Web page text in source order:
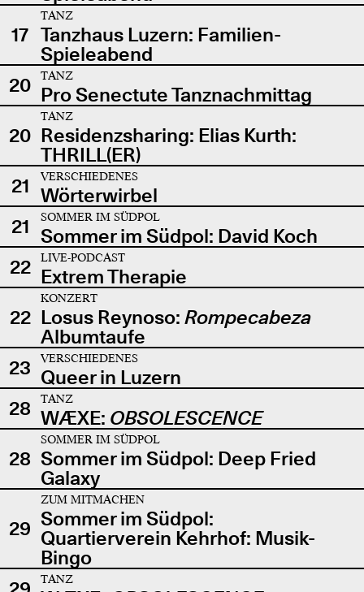
17
TANZ
Tanzhaus Luzern: Familien-
Spieleabend
20
TANZ
Pro Senectute Tanznachmittag
20
TANZ
Residenzsharing: Elias Kurth:
THRILL(ER)
21
VERSCHIEDENES
Wörterwirbel
21
SOMMER IM SÜDPOL
Sommer im Südpol: David Koch
22
LIVE-PODCAST
Extrem Therapie
22
KONZERT
Losus Reynoso: Rompecabeza
Albumtaufe
23
VERSCHIEDENES
Queer in Luzern
28
TANZ
WÆXE: OBSOLESCENCE
28
SOMMER IM SÜDPOL
Sommer im Südpol: Deep Fried
Galaxy
29
ZUM MITMACHEN
Sommer im Südpol:
Quartierverein Kehrhof: Musik-
Bingo
TANZ